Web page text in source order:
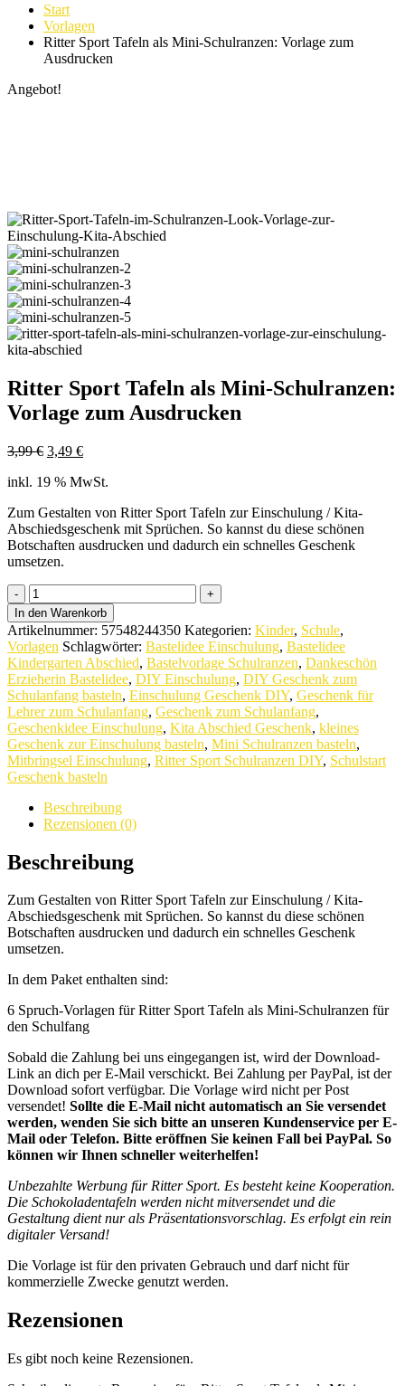
Start
Vorlagen
Ritter Sport Tafeln als Mini-Schulranzen: Vorlage zum
Ausdrucken
Angebot!
Ritter Sport Tafeln als Mini-Schulranzen:
Vorlage zum Ausdrucken
3,99€ Ursprünglicher
war:
3,49 €Aktueller
ist:
inkl. 19 % MwSt.
Zum Gestalten von Ritter Sport Tafeln zur Einschulung / Kita-
Abschiedsgeschenk mit Sprüchen. So kannst du diese schönen
Botschaften ausdrucken und dadurch ein schnelles Geschenk
umsetzen.
Ritter
Sport
Tafeln
als
Mini-
Schulranzen:
Vorlage
zum
Ausdrucken
quantity
In den Warenkorb
Artikelnummer: 57548244350 Kategorien: Kinder, Schule,
Vorlagen Schlagwörter: Bastelidee Einschulung, Bastelidee
Kindergarten Abschied, Bastelvorlage Schulranzen, Dankeschön
Erzieherin Bastelidee, DIY Einschulung, DIY Geschenk zum
Schulanfang basteln, Einschulung Geschenk DIY, Geschenk für
Lehrer zum Schulanfang, Geschenk zum Schulanfang,
Geschenkidee Einschulung, Kita Abschied Geschenk, kleines
Geschenk zur Einschulung basteln, Mini Schulranzen basteln,
Mitbringsel Einschulung, Ritter Sport Schulranzen DIY, Schulstart
Geschenk basteln
Beschreibung
Rezensionen (0)
Beschreibung
Zum Gestalten von Ritter Sport Tafeln zur Einschulung / Kita-
Abschiedsgeschenk mit Sprüchen. So kannst du diese schönen
Botschaften ausdrucken und dadurch ein schnelles Geschenk
umsetzen.
In dem Paket enthalten sind:
6 Spruch-Vorlagen für Ritter Sport Tafeln als Mini-Schulranzen für
den Schulfang
Sobald die Zahlung bei uns eingegangen ist, wird der Download-
Link an dich per E-Mail verschickt. Bei Zahlung per PayPal, ist der
Download sofort verfügbar. Die Vorlage wird nicht per Post
versendet! Sollte die E-Mail nicht automatisch an Sie versendet
werden, wenden Sie sich bitte an unseren Kundenservice per E-
Mail oder Telefon. Bitte eröffnen Sie keinen Fall bei PayPal. So
können wir Ihnen schneller weiterhelfen!
Unbezahlte Werbung für Ritter Sport. Es besteht keine Kooperation.
Die Schokoladentafeln werden nicht mitversendet und die
Gestaltung dient nur als Präsentationsvorschlag. Es erfolgt ein rein
digitaler Versand!
Die Vorlage ist für den privaten Gebrauch und darf nicht für
kommerzielle Zwecke genutzt werden.
Rezensionen
Es gibt noch keine Rezensionen.